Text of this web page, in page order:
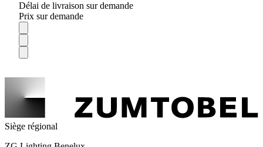
Délai de livraison sur demande
Prix sur demande
Siège régional